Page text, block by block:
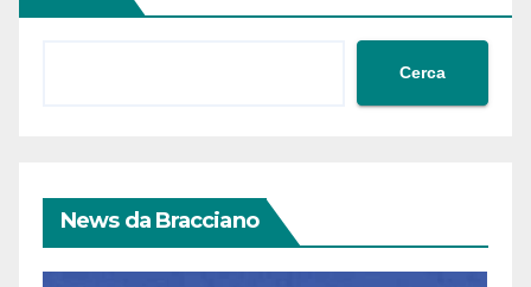
Cerca
News da Bracciano